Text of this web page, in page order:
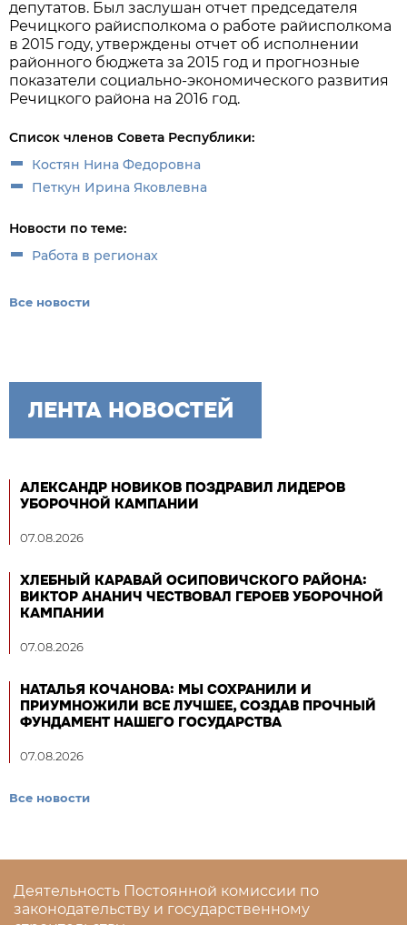
депутатов. Был заслушан отчет председателя
Речицкого райисполкома о работе райисполкома
в 2015 году, утверждены отчет об исполнении
районного бюджета за 2015 год и прогнозные
показатели социально-экономического развития
Речицкого района на 2016 год.
Список членов Совета Республики:
Костян Нина Федоровна
Петкун Ирина Яковлевна
Новости по теме:
Работа в регионах
Все новости
ЛЕНТА НОВОСТЕЙ
АЛЕКСАНДР НОВИКОВ ПОЗДРАВИЛ ЛИДЕРОВ
УБОРОЧНОЙ КАМПАНИИ
07.08.2026
ХЛЕБНЫЙ КАРАВАЙ ОСИПОВИЧСКОГО РАЙОНА:
ВИКТОР АНАНИЧ ЧЕСТВОВАЛ ГЕРОЕВ УБОРОЧНОЙ
КАМПАНИИ
07.08.2026
НАТАЛЬЯ КОЧАНОВА: МЫ СОХРАНИЛИ И
ПРИУМНОЖИЛИ ВСЕ ЛУЧШЕЕ, СОЗДАВ ПРОЧНЫЙ
ФУНДАМЕНТ НАШЕГО ГОСУДАРСТВА
07.08.2026
Все новости
Деятельность Постоянной комиссии по
законодательству и государственному